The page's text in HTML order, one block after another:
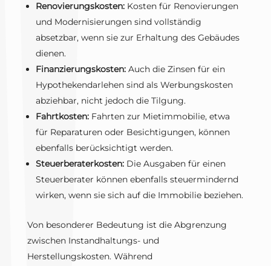
Renovierungskosten:Kosten für Renovierungen
und Modernisierungen sind vollständig
absetzbar, wenn sie zur Erhaltung des Gebäudes
dienen.
Finanzierungskosten:Auch die Zinsen für ein
Hypothekendarlehen sind als Werbungskosten
abziehbar, nicht jedoch die Tilgung.
Fahrtkosten:Fahrten zur Mietimmobilie, etwa
für Reparaturen oder Besichtigungen, können
ebenfalls berücksichtigt werden.
Steuerberaterkosten:Die Ausgaben für einen
Steuerberater können ebenfalls steuermindernd
wirken, wenn sie sich auf die Immobilie beziehen.
Von besonderer Bedeutung ist die Abgrenzung
zwischen Instandhaltungs- und
Herstellungskosten. Während